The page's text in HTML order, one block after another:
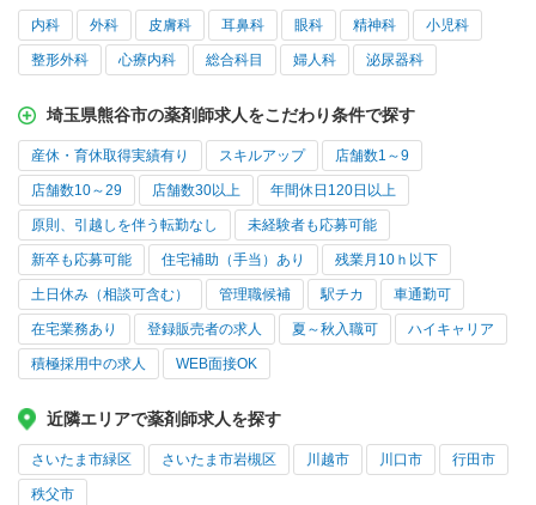
内科 外科 皮膚科 耳鼻科 眼科 精神科 小児科
整形外科 心療内科 総合科目 婦人科 泌尿器科
埼玉県熊谷市の薬剤師求人をこだわり条件で探す
産休・育休取得実績有り スキルアップ 店舗数1～9
店舗数10～29 店舗数30以上 年間休日120日以上
原則、引越しを伴う転勤なし 未経験者も応募可能
新卒も応募可能 住宅補助（手当）あり 残業月10ｈ以下
土日休み（相談可含む） 管理職候補 駅チカ 車通勤可
在宅業務あり 登録販売者の求人 夏～秋入職可 ハイキャリア
積極採用中の求人 WEB面接OK
近隣エリアで薬剤師求人を探す
さいたま市緑区 さいたま市岩槻区 川越市 川口市 行田市
秩父市